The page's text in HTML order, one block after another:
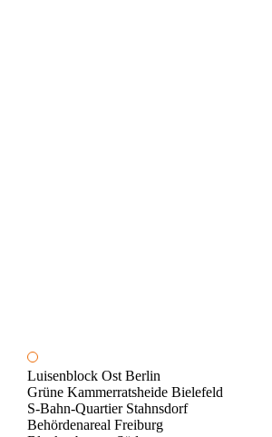
Luisenblock Ost Berlin
Grüne Kammerratsheide Bielefeld
S-Bahn-Quartier Stahnsdorf
Behördenareal Freiburg